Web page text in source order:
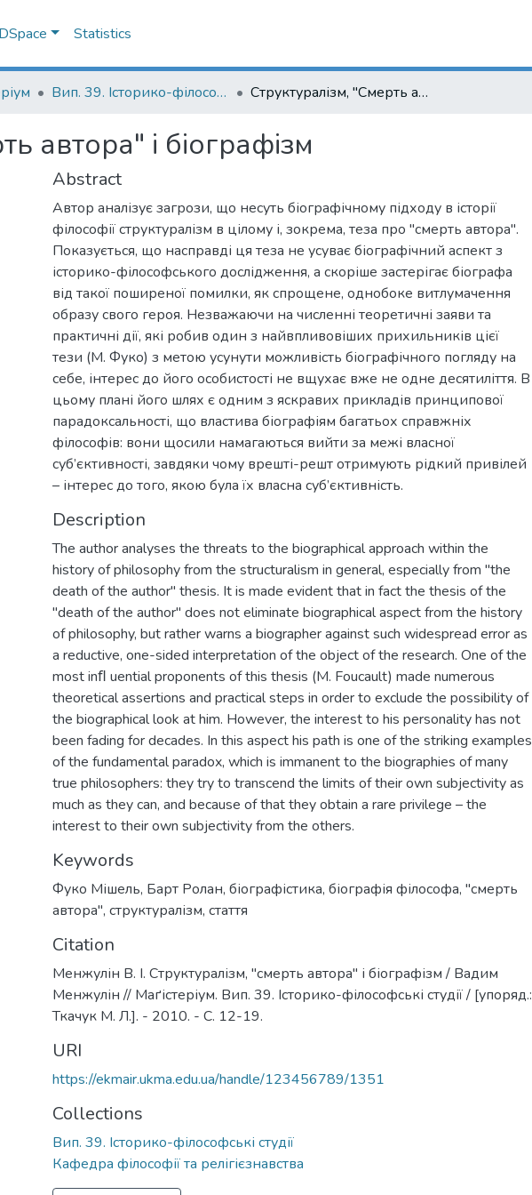
Statistics
Вип. 39. Історико-філософські студії Структуралізм, "Смерть автора" і біографізм
автора" і біографізм
Abstract
Автор аналізує загрози, що несуть біографічному підходу в історії
філософії структуралізм в цілому і, зокрема, теза про "смерть автора".
Показується, що насправді ця теза не усуває біографічний аспект з
історико-філософського дослідження, а скоріше застерігає біографа
від такої поширеної помилки, як спрощене, однобоке витлумачення
образу свого героя. Незважаючи на численні теоретичні заяви та
практичні дії, які робив один з найвпливовіших прихильників цієї
тези (М. Фуко) з метою усунути можливість біографічного погляду на
себе, інтерес до його особистості не вщухає вже не одне десятиліття. В
цьому плані його шлях є одним з яскравих прикладів принципової
парадоксальності, що властива біографіям багатьох справжніх
філософів: вони щосили намагаються вийти за межі власної
суб’єктивності, завдяки чому врешті-решт отримують рідкий привілей
– інтерес до того, якою була їх власна суб’єктивність.
Description
The author analyses the threats to the biographical approach within the
history of philosophy from the structuralism in general, especially from "the
death of the author" thesis. It is made evident that in fact the thesis of the
"death of the author" does not eliminate biographical aspect from the history
of philosophy, but rather warns a biographer against such widespread error as
a reductive, one-sided interpretation of the object of the research. One of the
most inﬂ uential proponents of this thesis (M. Foucault) made numerous
theoretical assertions and practical steps in order to exclude the possibility of
the biographical look at him. However, the interest to his personality has not
been fading for decades. In this aspect his path is one of the striking examples
of the fundamental paradox, which is immanent to the biographies of many
true philosophers: they try to transcend the limits of their own subjectivity as
much as they can, and because of that they obtain a rare privilege – the
interest to their own subjectivity from the others.
Keywords
Фуко Мішель, Барт Ролан, біографістика, біографія філософа, "смерть
автора", структуралізм, стаття
Citation
Менжулін В. І. Структуралізм, "смерть автора" і біографізм / Вадим
Менжулін // Маґістеріум. Вип. 39. Історико-філософські студії / [упоряд.:
Ткачук М. Л.]. - 2010. - С. 12-19.
URI
https://ekmair.ukma.edu.ua/handle/123456789/1351
Collections
Вип. 39. Історико-філософські студії
Кафедра філософії та релігієзнавства